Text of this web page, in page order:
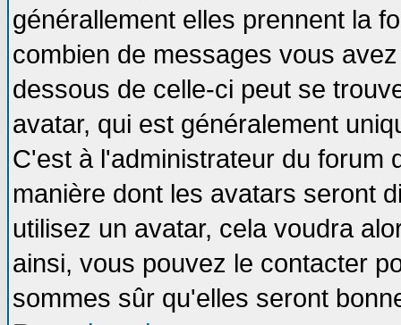
générallement elles prennent la
combien de messages vous
dessous de celle-ci peut se
avatar, qui est généralement
C'est à l'administrateur du forum
manière dont les avatars seront
utilisez un avatar, cela voudra
ainsi, vous pouvez le contacter
sommes sûr qu'elles seront